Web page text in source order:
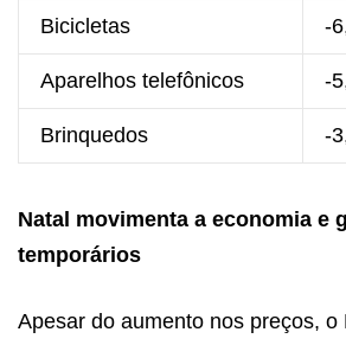
Bicicletas -
Aparelhos telefônicos -
Brinquedos -
Natal movimenta a economia e
temporários
Apesar do aumento nos preços, o